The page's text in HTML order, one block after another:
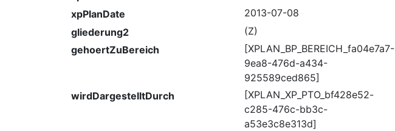
xpPlanDate
2013-07-08
gliederung2
(Z)
gehoertZuBereich
[XPLAN_BP_BEREICH_fa04e7a7-
9ea8-476d-a434-
925589ced865]
wirdDargestelltDurch
[XPLAN_XP_PTO_bf428e52-
c285-476c-bb3c-
a53e3c8e313d]